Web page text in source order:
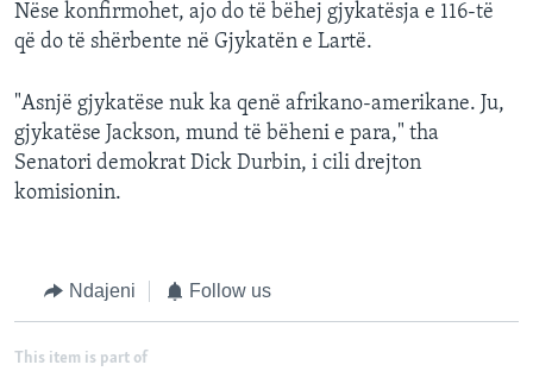
Nëse konfirmohet, ajo do të bëhej gjykatësja e 116-të
që do të shërbente në Gjykatën e Lartë.
"Asnjë gjykatëse nuk ka qenë afrikano-amerikane. Ju,
gjykatëse Jackson, mund të bëheni e para," tha
Senatori demokrat Dick Durbin, i cili drejton
komisionin.
Ndajeni Follow us
This item is part of